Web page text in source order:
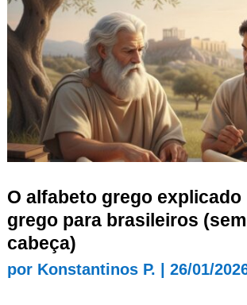
O alfabeto grego explicado
grego para brasileiros
cabeça)
por Konstantinos P. 26/01/